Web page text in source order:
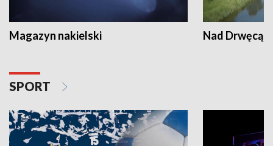
Magazyn nakielski Nad Drwęcą
SPORT